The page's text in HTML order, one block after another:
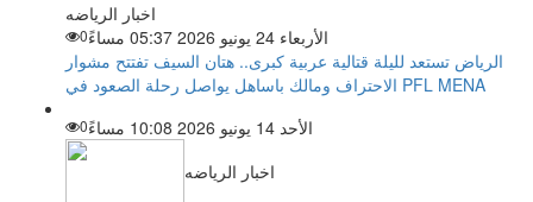
اخبار الرياضه
الأربعاء 24 يونيو 2026 05:37 مساءً
0
الرياض تستعد لليلة قتالية عربية كبرى.. هتان السيف تفتتح مشوار
الاحتراف ومالك باساهل يواصل رحلة الصعود في PFL MENA
الأحد 14 يونيو 2026 10:08 مساءً
0
اخبار الرياضه